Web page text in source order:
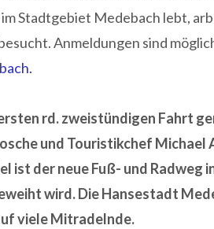
Stadtgebiet Medebach lebt,
Anmeldungen sind
rd. zweistündigen Fahrt
und Touristikchef Michael
ist der neue Fuß- und Radweg
wird. Die Hansestadt
viele Mitradelnde.